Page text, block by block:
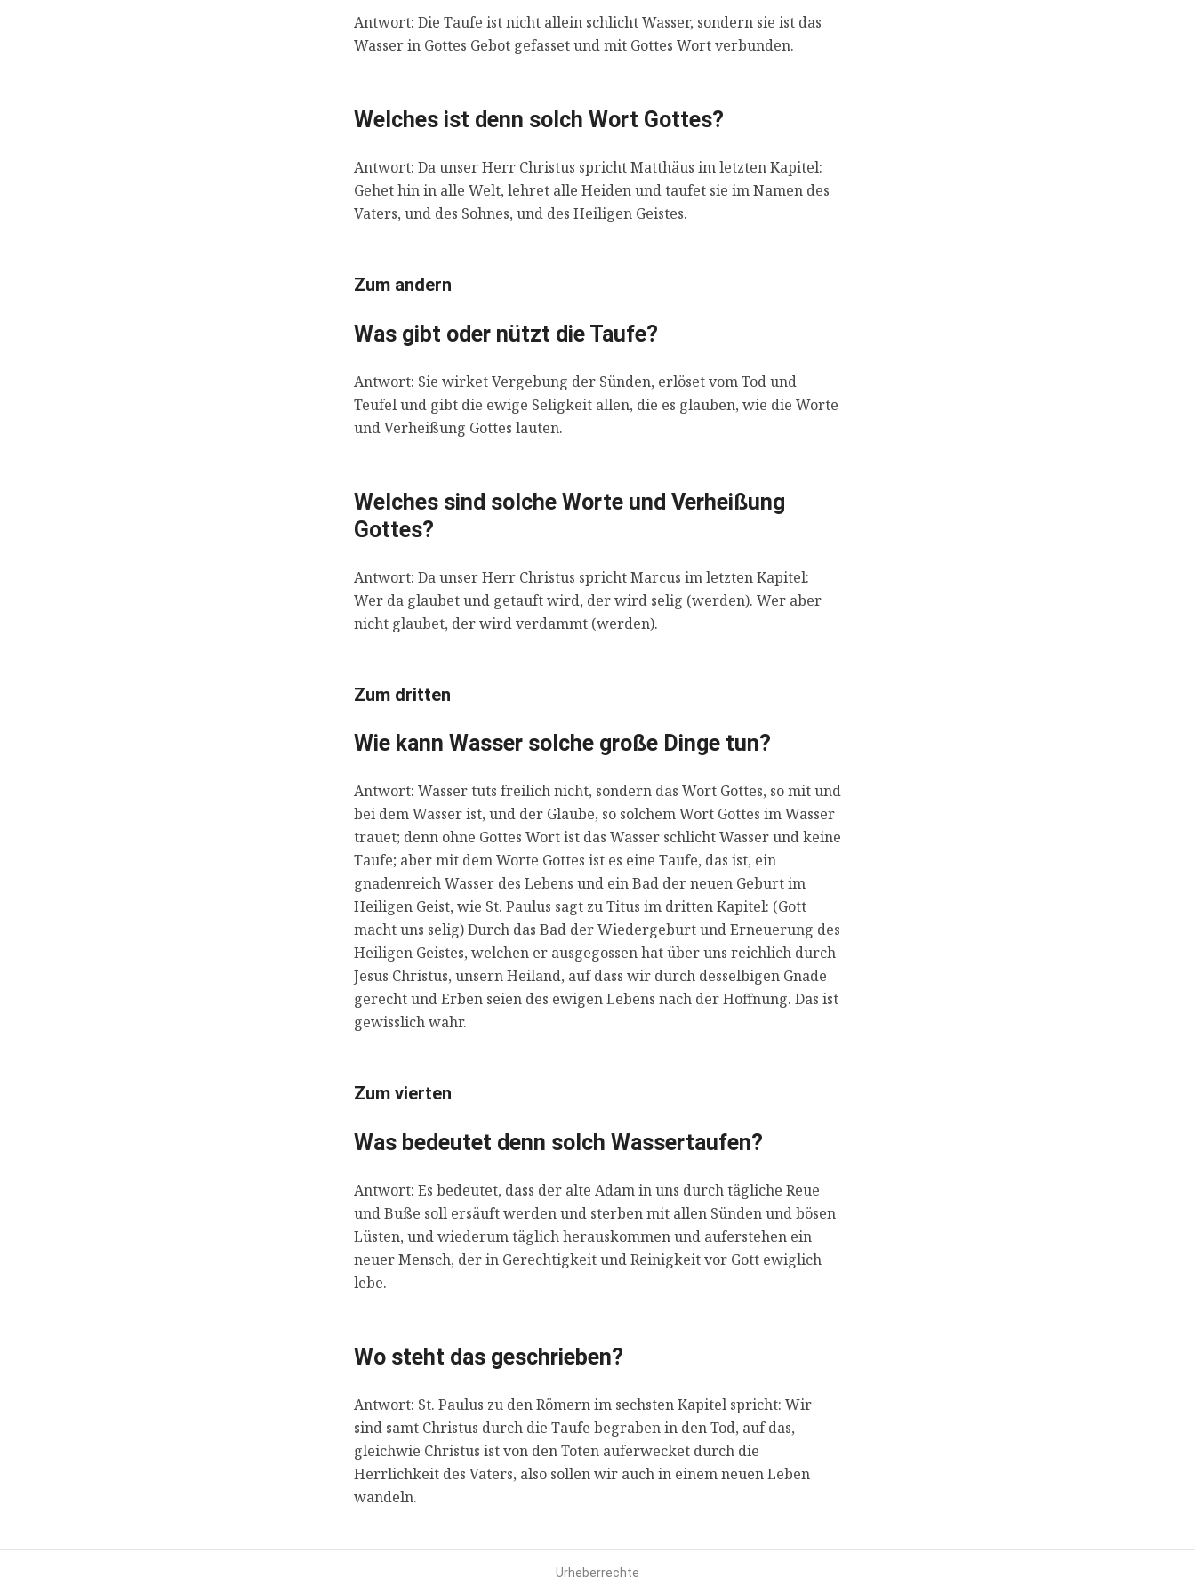
Antwort: Die Taufe ist nicht allein schlicht Wasser, sondern sie ist das
Wasser in Gottes Gebot gefasset und mit Gottes Wort verbunden.
Welches ist denn solch Wort Gottes?
Antwort: Da unser Herr Christus spricht Matthäus im letzten Kapitel:
Gehet hin in alle Welt, lehret alle Heiden und taufet sie im Namen des
Vaters, und des Sohnes, und des Heiligen Geistes.
Zum andern
Was gibt oder nützt die Taufe?
Antwort: Sie wirket Vergebung der Sünden, erlöset vom Tod und
Teufel und gibt die ewige Seligkeit allen, die es glauben, wie die Worte
und Verheißung Gottes lauten.
Welches sind solche Worte und Verheißung
Gottes?
Antwort: Da unser Herr Christus spricht Marcus im letzten Kapitel:
Wer da glaubet und getauft wird, der wird selig (werden). Wer aber
nicht glaubet, der wird verdammt (werden).
Zum dritten
Wie kann Wasser solche große Dinge tun?
Antwort: Wasser tuts freilich nicht, sondern das Wort Gottes, so mit und
bei dem Wasser ist, und der Glaube, so solchem Wort Gottes im Wasser
trauet; denn ohne Gottes Wort ist das Wasser schlicht Wasser und keine
Taufe; aber mit dem Worte Gottes ist es eine Taufe, das ist, ein
gnadenreich Wasser des Lebens und ein Bad der neuen Geburt im
Heiligen Geist, wie St. Paulus sagt zu Titus im dritten Kapitel: (Gott
macht uns selig) Durch das Bad der Wiedergeburt und Erneuerung des
Heiligen Geistes, welchen er ausgegossen hat über uns reichlich durch
Jesus Christus, unsern Heiland, auf dass wir durch desselbigen Gnade
gerecht und Erben seien des ewigen Lebens nach der Hoffnung. Das ist
gewisslich wahr.
Zum vierten
Was bedeutet denn solch Wassertaufen?
Antwort: Es bedeutet, dass der alte Adam in uns durch tägliche Reue
und Buße soll ersäuft werden und sterben mit allen Sünden und bösen
Lüsten, und wiederum täglich herauskommen und auferstehen ein
neuer Mensch, der in Gerechtigkeit und Reinigkeit vor Gott ewiglich
lebe.
Wo steht das geschrieben?
Antwort: St. Paulus zu den Römern im sechsten Kapitel spricht: Wir
sind samt Christus durch die Taufe begraben in den Tod, auf das,
gleichwie Christus ist von den Toten auferwecket durch die
Herrlichkeit des Vaters, also sollen wir auch in einem neuen Leben
wandeln.
Urheberrechte